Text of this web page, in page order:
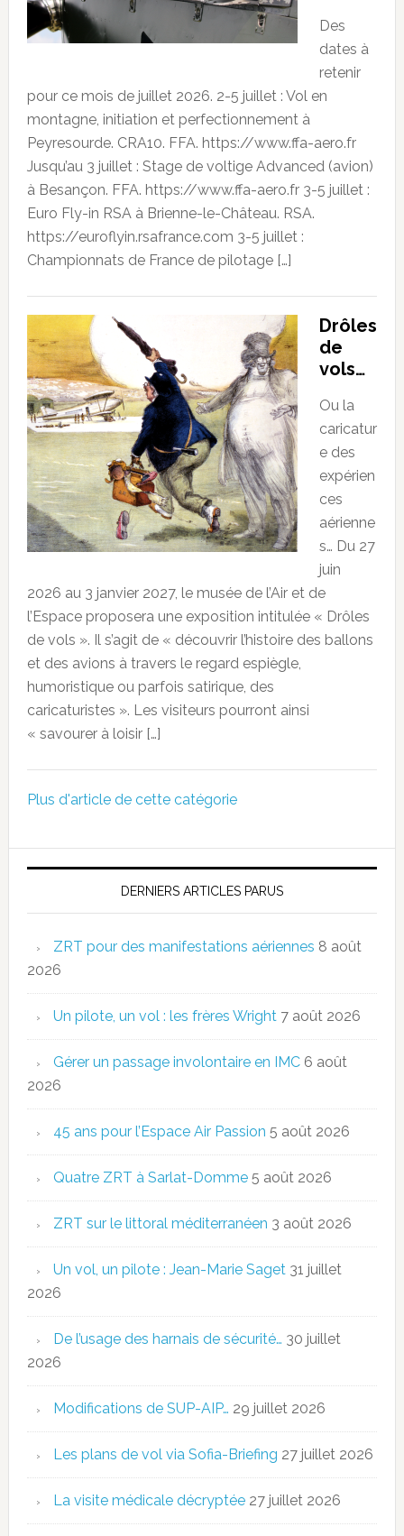
Des
dates à
retenir
pour ce mois de juillet 2026. 2-5 juillet : Vol en
montagne, initiation et perfectionnement à
Peyresourde. CRA10. FFA. https://www.ffa-aero.fr
Jusqu’au 3 juillet : Stage de voltige Advanced (avion)
à Besançon. FFA. https://www.ffa-aero.fr 3-5 juillet :
Euro Fly-in RSA à Brienne-le-Château. RSA.
https://euroflyin.rsafrance.com 3-5 juillet :
Championnats de France de pilotage […]
Drôles
de
vols…
Ou la
caricatur
e des
expérien
ces
aérienne
s… Du 27
juin
2026 au 3 janvier 2027, le musée de l’Air et de
l’Espace proposera une exposition intitulée « Drôles
de vols ». Il s’agit de « découvrir l’histoire des ballons
et des avions à travers le regard espiègle,
humoristique ou parfois satirique, des
caricaturistes ». Les visiteurs pourront ainsi
« savourer à loisir […]
Plus d'article de cette catégorie
DERNIERS ARTICLES PARUS
ZRT pour des manifestations aériennes 8 août
2026
Un pilote, un vol : les frères Wright 7 août 2026
Gérer un passage involontaire en IMC 6 août
2026
45 ans pour l’Espace Air Passion 5 août 2026
Quatre ZRT à Sarlat-Domme 5 août 2026
ZRT sur le littoral méditerranéen 3 août 2026
Un vol, un pilote : Jean-Marie Saget 31 juillet
2026
De l’usage des harnais de sécurité… 30 juillet
2026
Modifications de SUP-AIP… 29 juillet 2026
Les plans de vol via Sofia-Briefing 27 juillet 2026
La visite médicale décryptée 27 juillet 2026